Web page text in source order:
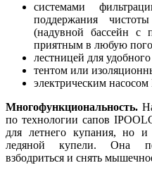
системами
поддержания
(надувной бассейн с
приятным в любую
лестницей для удобного
тентом или
электрическим
Многофункциональность.
по технологии сапов
для летнего купания, но и
ледяной купели. Она
взбодриться и снять